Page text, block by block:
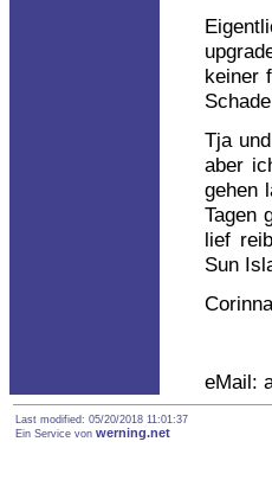
keiner
Tja
aber
gehen
Tagen
lief
Sun
eMail:
Last modified: 05/20/2018 11:01:37
Ein Service von werning.net